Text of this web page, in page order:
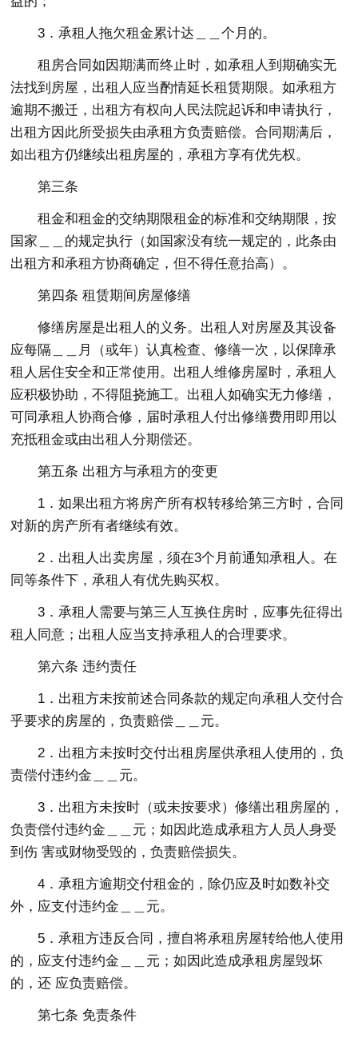
3．承租人拖欠租金累计达＿＿个月的。
租房合同如因期满而终止时，如承租人到期确实无
法找到房屋，出租人应当酌情延长租赁期限。如承租方
逾期不搬迁，出租方有权向人民法院起诉和申请执行，
出租方因此所受损失由承租方负责赔偿。合同期满后，
如出租方仍继续出租房屋的，承租方享有优先权。
第三条
租金和租金的交纳期限租金的标准和交纳期限，按
国家＿＿的规定执行（如国家没有统一规定的，此条由
出租方和承租方协商确定，但不得任意抬高）。
第四条 租赁期间房屋修缮
修缮房屋是出租人的义务。出租人对房屋及其设备
应每隔＿＿月（或年）认真检查、修缮一次，以保障承
租人居住安全和正常使用。出租人维修房屋时，承租人
应积极协助，不得阻挠施工。出租人如确实无力修缮，
可同承租人协商合修，届时承租人付出修缮费用即用以
充抵租金或由出租人分期偿还。
第五条 出租方与承租方的变更
1．如果出租方将房产所有权转移给第三方时，合同
对新的房产所有者继续有效。
2．出租人出卖房屋，须在3个月前通知承租人。在
同等条件下，承租人有优先购买权。
3．承租人需要与第三人互换住房时，应事先征得出
租人同意；出租人应当支持承租人的合理要求。
第六条 违约责任
1．出租方未按前述合同条款的规定向承租人交付合
乎要求的房屋的，负责赔偿＿＿元。
2．出租方未按时交付出租房屋供承租人使用的，负
责偿付违约金＿＿元。
3．出租方未按时（或未按要求）修缮出租房屋的，
负责偿付违约金＿＿元；如因此造成承租方人员人身受
到伤 害或财物受毁的，负责赔偿损失。
4．承租方逾期交付租金的，除仍应及时如数补交
外，应支付违约金＿＿元。
5．承租方违反合同，擅自将承租房屋转给他人使用
的，应支付违约金＿＿元；如因此造成承租房屋毁坏
的，还 应负责赔偿。
第七条 免责条件